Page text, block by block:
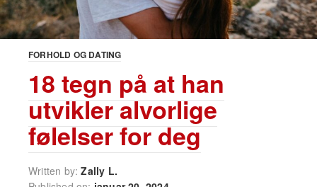
FORHOLD OG DATING
18 tegn på at han
utvikler alvorlige
følelser for deg
Written by:Zally L.